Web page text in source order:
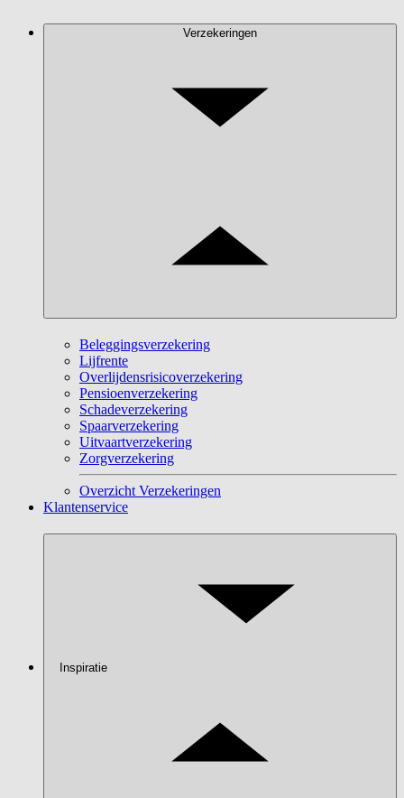
Verzekeringen
Beleggingsverzekering
Lijfrente
Overlijdensrisicoverzekering
Pensioenverzekering
Schadeverzekering
Spaarverzekering
Uitvaartverzekering
Zorgverzekering
Overzicht Verzekeringen
Klantenservice
Inspiratie